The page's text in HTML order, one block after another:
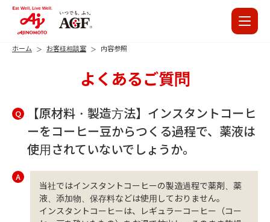
ホーム お客様相談室 内容参照
よくあるご質問
Q
【原材料・製造方法】インスタントコーヒ
ーをコーヒー豆からつくる過程で、薬液は
使用されていないでしょうか。
A
当社ではインスタントコーヒーの製造過程で薬剤、薬
液、添加物、保存料などは使用しておりません。
インスタントコーヒーは、レギュラーコーヒー（コー